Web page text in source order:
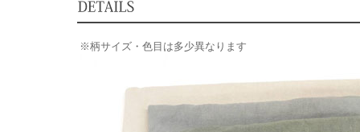
※柄サイズ・色目は多少異なります